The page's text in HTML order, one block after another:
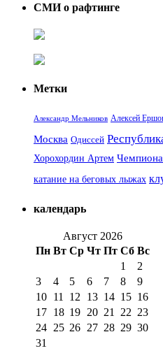
СМИ о рафтинге
Метки
Александр Мельников Алексей
Москва Одиссей
Хорохордин Артем
катание на беговых лыжах
календарь
Август 2026
Пн Вт Ср Чт Пт Сб Вс
1
2
3
4 5 6 7 8
9
10 11 12 13 14 15 16
17 18 19 20 21 22 23
24 25 26 27 28 29 30
31